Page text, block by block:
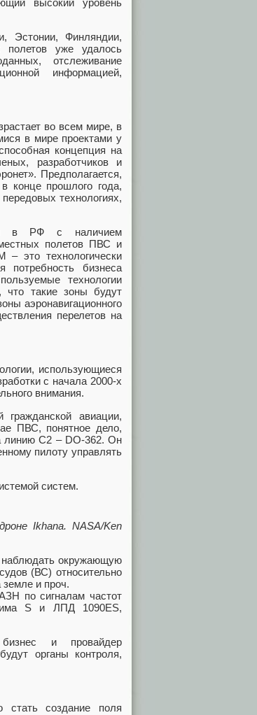
высокий уровень
Эстонии, Финляндии,
уже удалось
отслеживание
информацией,
во всем мире, в
в мире проектами у
концепция на
разработчиков и
Предполагается,
конце прошлого года,
технологиях,
зон в РФ с наличием
полетов ПВС и
– это технологически
потребность бизнеса
технологии
что такие зоны будут
аэронавигационного
перелетов на
использующиеся
с начала 2000-х
внимания.
авиации,
ПВС, понятное дело,
линию С2 – DO-362. Он
пилоту управлять
систем.
Ikhana. NASA/Ken
наблюдать окружающую
(ВС) относительно
земле и проч.
по сигналам частот
S и ЛПД 1090ES,
и провайдер
органы контроля,
создание поля